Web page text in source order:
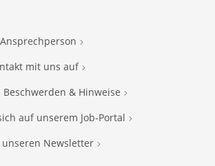
mit uns auf
& Hinweise
auf unserem Job-Portal
Newsletter